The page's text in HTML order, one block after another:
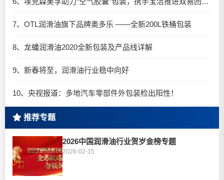
7、OTL润滑油旗下品牌奥多乐 ——全新200L铁桶包装
8、龙蟠润滑油2020全新包装及产品线详解
9、新春将至，润滑油行业稳中向好
10、央视报道：多地汽车零部件外包装检出阳性！
推荐专题
2026中国润滑油行业贺岁金榜专题
2026-02-15